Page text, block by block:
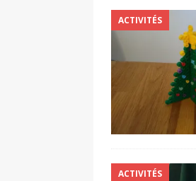
ACTIVITÉS
ACTIVITÉS